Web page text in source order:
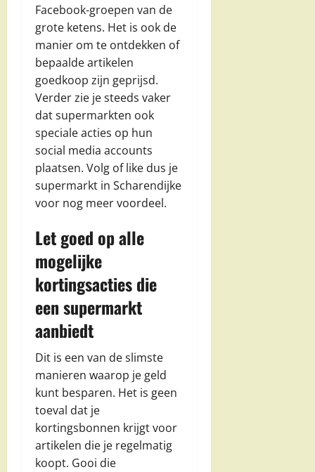
Facebook-groepen van de
grote ketens. Het is ook de
manier om te ontdekken of
bepaalde artikelen
goedkoop zijn geprijsd.
Verder zie je steeds vaker
dat supermarkten ook
speciale acties op hun
social media accounts
plaatsen. Volg of like dus je
supermarkt in Scharendijke
voor nog meer voordeel.
Let goed op alle
mogelijke
kortingsacties die
een supermarkt
aanbiedt
Dit is een van de slimste
manieren waarop je geld
kunt besparen. Het is geen
toeval dat je
kortingsbonnen krijgt voor
artikelen die je regelmatig
koopt. Gooi die